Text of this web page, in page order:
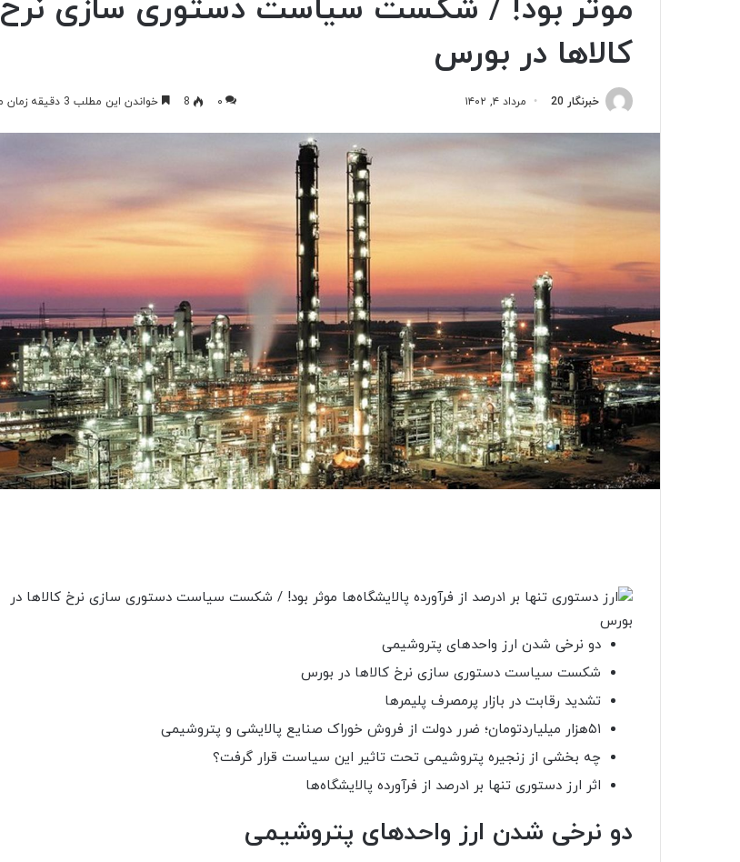
موثر بود! / شکست سیاست دستوری سازی نرخ‌
کالاها در بورس
خبرنگار 20 مرداد ۴, ۱۴۰۲ ۰ 8 خواندن این مطلب 3 دقیقه زمان میبرد
دو نرخی شدن ارز واحدهای پتروشیمی
شکست سیاست دستوری سازی نرخ کالاها در بورس
تشدید رقابت در بازار پرمصرف پلیمرها
۵۱هزار میلیاردتومان؛ ضرر دولت از فروش خوراک صنایع پالایشی و پتروشیمی
چه بخشی از زنجیره پتروشیمی تحت تاثیر این سیاست قرار گرفت؟
اثر ارز دستوری تنها بر ۱درصد از فرآورده پالایشگاه‌ها
دو نرخی شدن ارز واحدهای پتروشیمی